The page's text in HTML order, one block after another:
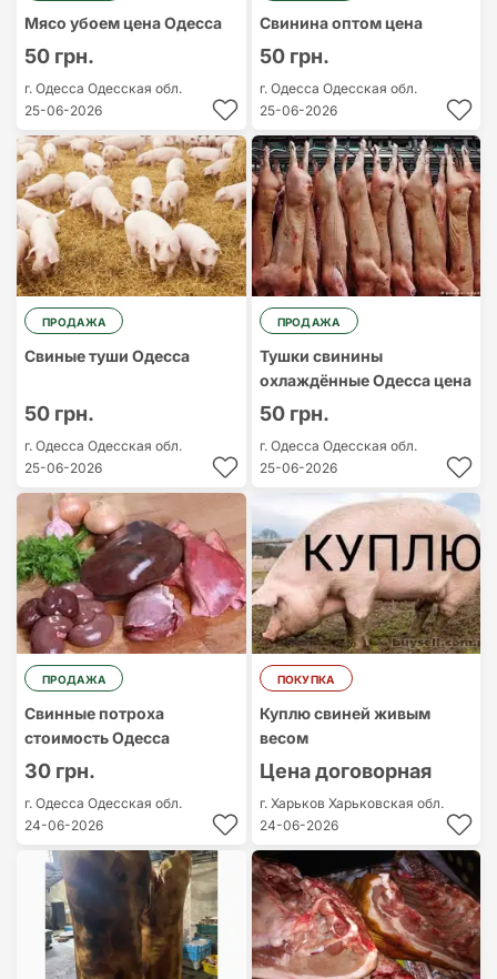
Мясо убоем цена Одесса
50 грн.
г. Одесса Одесская обл.
25-06-2026
Свинина оптом цена
50 грн.
г. Одесса Одесская обл.
25-06-2026
ПРОДАЖА
Свиные туши Одесса
50 грн.
г. Одесса Одесская обл.
25-06-2026
ПРОДАЖА
Тушки свинины
охлаждённые Одесса цена
50 грн.
г. Одесса Одесская обл.
25-06-2026
ПРОДАЖА
Свинные потроха
стоимость Одесса
30 грн.
г. Одесса Одесская обл.
24-06-2026
ПОКУПКА
Куплю свиней живым
весом
Цена договорная
г. Харьков Харьковская обл.
24-06-2026